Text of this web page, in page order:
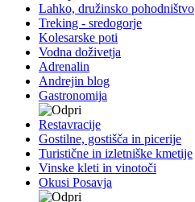
Lahko, družinsko pohodništvo
Treking - sredogorje
Kolesarske poti
Vodna doživetja
Adrenalin
Andrejin blog
Gastronomija
Restavracije
Gostilne, gostišča in picerije
Turistične in izletniške kmetije
Vinske kleti in vinotoči
Okusi Posavja